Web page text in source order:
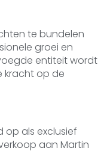
te bundelen
groei en
entiteit wordt
kracht op de
op als exclusief
aan Martin